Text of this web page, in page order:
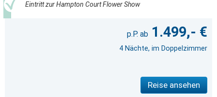
Eintritt zur Hampton Court Flower Show
1.499,- €
4 Nächte, im Doppelzimmer
Reise ansehen